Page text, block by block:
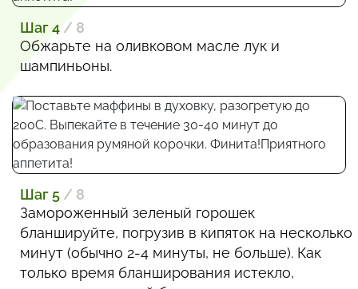
Шаг 4 / 8
Обжарьте на оливковом масле лук и
шампиньоны.
Шаг 5 / 8
Замороженный зеленый горошек
бланшируйте, погрузив в кипяток на несколько
минут (обычно 2-4 минуты, не больше). Как
только время бланширования истекло,